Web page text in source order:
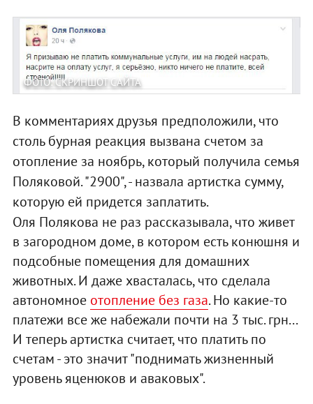
ФОТО: СКРИНШОТ САЙТА
В комментариях друзья предположили, что
столь бурная реакция вызвана счетом за
отопление за ноябрь, который получила семья
Поляковой. "2900", - назвала артистка сумму,
которую ей придется заплатить.
Оля Полякова не раз рассказывала, что живет
в загородном доме, в котором есть конюшня и
подсобные помещения для домашних
животных. И даже хвасталась, что сделала
автономное отопление без газа. Но какие-то
платежи все же набежали почти на 3 тыс. грн...
И теперь артистка считает, что платить по
счетам - это значит "поднимать жизненный
уровень яценюков и аваковых".